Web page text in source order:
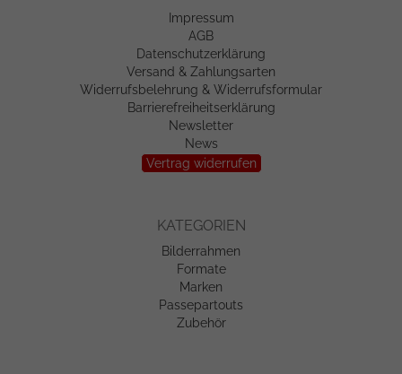
Impressum
AGB
Datenschutzerklärung
Versand & Zahlungsarten
Widerrufsbelehrung & Widerrufsformular
Barrierefreiheitserklärung
Newsletter
News
Vertrag widerrufen
KATEGORIEN
Bilderrahmen
Formate
Marken
Passepartouts
Zubehör